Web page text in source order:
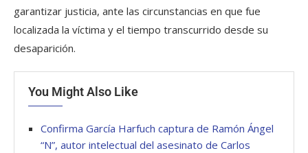
garantizar justicia, ante las circunstancias en que fue
localizada la víctima y el tiempo transcurrido desde su
desaparición.
You Might Also Like
Confirma García Harfuch captura de Ramón Ángel
“N”, autor intelectual del asesinato de Carlos